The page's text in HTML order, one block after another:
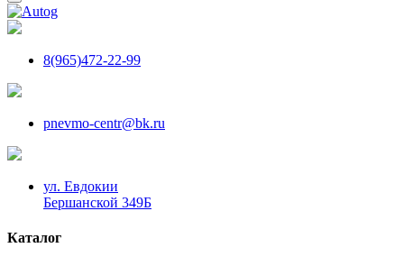
8(965)472-22-99
pnevmo-centr@bk.ru
ул. Евдокии
Бершанской 349Б
Каталог